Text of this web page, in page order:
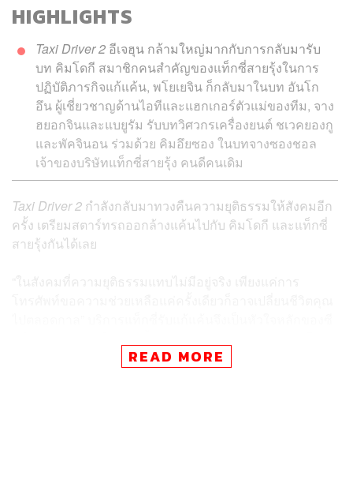
HIGHLIGHTS
Taxi Driver 2 อีเจฮุน กล้ามใหญ่มากกับการกลับมารับ
บท คิมโดกี สมาชิกคนสำคัญของแท็กซี่สายรุ้งในการ
ปฏิบัติภารกิจแก้แค้น, พโยเยจิน ก็กลับมาในบท อันโก
อึน ผู้เชี่ยวชาญด้านไอทีและแฮกเกอร์ตัวแม่ของทีม, จาง
ฮยอกจินและแบยูรัม รับบทวิศวกรเครื่องยนต์ ชเวคยองกู
และพัคจินอน ร่วมด้วย คิมอึยซอง ในบทจางซองชอล
เจ้าของบริษัทแท็กซี่สายรุ้ง คนดีคนเดิม
Taxi Driver 2 กำลังกลับมาทวงคืนความยุติธรรมให้สังคมอีก
ครั้ง เตรียมสตาร์ทรถออกล้างแค้นไปกับ คิมโดกี และแท็กซี่
สายรุ้งกันได้เลย
ยังคงทีมนักแสดงหลักชุดเดิม และเพิ่มเติมด้วยตัวละครใหม่ๆ
READ MORE